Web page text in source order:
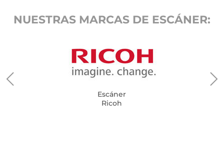
NUESTRAS MARCAS DE ESCÁNER:
Escáner
Ricoh